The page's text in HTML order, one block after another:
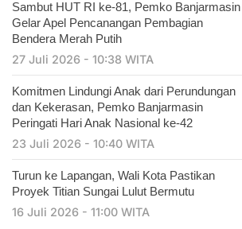
Sambut HUT RI ke-81, Pemko Banjarmasin
Gelar Apel Pencanangan Pembagian
Bendera Merah Putih
27 Juli 2026 - 10:38 WITA
Komitmen Lindungi Anak dari Perundungan
dan Kekerasan, Pemko Banjarmasin
Peringati Hari Anak Nasional ke-42
23 Juli 2026 - 10:40 WITA
Turun ke Lapangan, Wali Kota Pastikan
Proyek Titian Sungai Lulut Bermutu
16 Juli 2026 - 11:00 WITA